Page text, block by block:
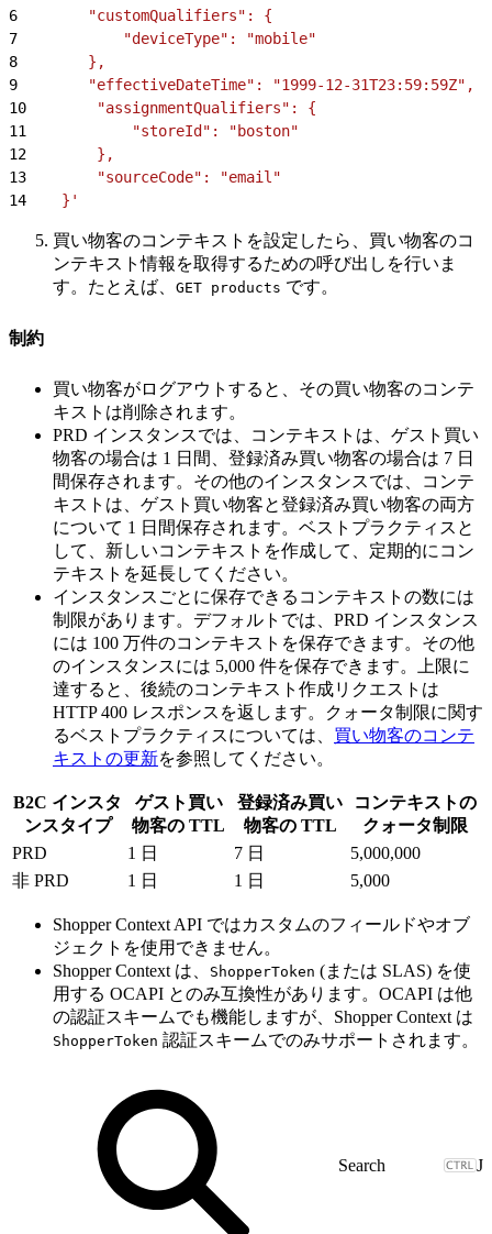
6
        "customQualifiers": {
7
            "deviceType": "mobile"
8
        },
9
        "effectiveDateTime": "1999-12-31T23:59:59Z",
10
        "assignmentQualifiers": {
11
            "storeId": "boston"
12
        },
13
        "sourceCode": "email"
14
    }'
買い物客のコンテキストを設定したら、買い物客のコ
ンテキスト情報を取得するための呼び出しを行いま
す。たとえば、 GET products です。
制約
買い物客がログアウトすると、その買い物客のコンテ
キストは削除されます。
PRD インスタンスでは、コンテキストは、ゲスト買い
物客の場合は 1 日間、登録済み買い物客の場合は 7 日
間保存されます。その他のインスタンスでは、コンテ
キストは、ゲスト買い物客と登録済み買い物客の両方
について 1 日間保存されます。ベストプラクティスと
して、新しいコンテキストを作成して、定期的にコン
テキストを延長してください。
インスタンスごとに保存できるコンテキストの数には
制限があります。デフォルトでは、PRD インスタンス
には 100 万件のコンテキストを保存できます。その他
のインスタンスには 5,000 件を保存できます。上限に
達すると、後続のコンテキスト作成リクエストは
HTTP 400 レスポンスを返します。クォータ制限に関す
るベストプラクティスについては、 買い物客のコンテ
キストの更新を参照してください。
B2C インスタ
ンスタイプ
ゲスト買い
物客の TTL
登録済み買い
物客の TTL
コンテキストの
クォータ制限
PRD
1 日 7 日
5,000,000
非 PRD
1 日 1 日 5,000
Shopper Context API ではカスタムのフィールドやオブ
ジェクトを使用できません。
Shopper Context は、
ShopperToken (または SLAS) を使
用する OCAPI とのみ互換性があります。OCAPI は他
の認証スキームでも機能しますが、Shopper Context は
ShopperToken 認証スキームでのみサポートされます。
J